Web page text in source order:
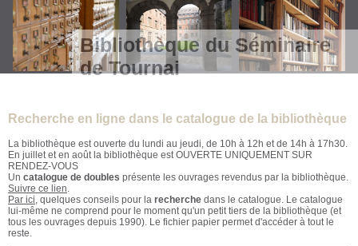
Bibliothèque du Séminaire
de Tournai
Recherche en ligne dans le catalogue de la bibliothèque
La bibliothèque est ouverte du lundi au jeudi, de 10h à 12h et de 14h à 17h30.
En juillet et en août la bibliothèque est OUVERTE UNIQUEMENT SUR
RENDEZ-VOUS
Un catalogue de doubles présente les ouvrages revendus par la bibliothèque.
Suivre ce lien.
Par ici, quelques conseils pour la recherche dans le catalogue. Le catalogue
lui-même ne comprend pour le moment qu'un petit tiers de la bibliothèque (et
tous les ouvrages depuis 1990). Le fichier papier permet d'accéder à tout le
reste.